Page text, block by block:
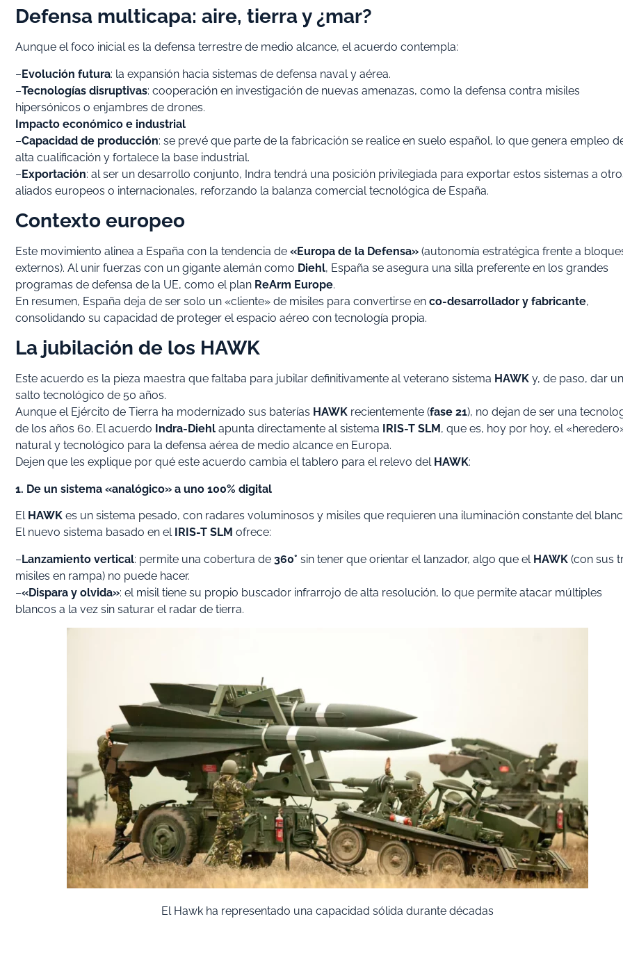
Defensa multicapa: aire, tierra y ¿mar?
Aunque el foco inicial es la defensa terrestre de medio alcance, el acuerdo contempla:
–Evolución futura: la expansión hacia sistemas de defensa naval y aérea.
–Tecnologías disruptivas: cooperación en investigación de nuevas amenazas, como la defensa contra misiles
hipersónicos o enjambres de drones.
Impacto económico e industrial
–Capacidad de producción: se prevé que parte de la fabricación se realice en suelo español, lo que genera empleo
alta cualificación y fortalece la base industrial.
–Exportación: al ser un desarrollo conjunto, Indra tendrá una posición privilegiada para exportar estos sistemas a
aliados europeos o internacionales, reforzando la balanza comercial tecnológica de España.
Contexto europeo
Este movimiento alinea a España con la tendencia de «Europa de la Defensa» (autonomía estratégica frente a
externos). Al unir fuerzas con un gigante alemán como Diehl, España se asegura una silla preferente en los grandes
programas de defensa de la UE, como el plan ReArm Europe.
En resumen, España deja de ser solo un «cliente» de misiles para convertirse en co-desarrollador y fabricante,
consolidando su capacidad de proteger el espacio aéreo con tecnología propia.
La jubilación de los HAWK
Este acuerdo es la pieza maestra que faltaba para jubilar definitivamente al veterano sistema HAWK y, de paso, dar un
salto tecnológico de 50 años.
Aunque el Ejército de Tierra ha modernizado sus baterías HAWK recientemente (fase 21), no dejan de ser una
de los años 60. El acuerdo Indra-Diehl apunta directamente al sistema IRIS-T SLM , que es, hoy por hoy, el
natural y tecnológico para la defensa aérea de medio alcance en Europa.
Dejen que les explique por qué este acuerdo cambia el tablero para el relevo del HAWK:
1. De un sistema «analógico» a uno 100% digital
El HAWK es un sistema pesado, con radares voluminosos y misiles que requieren una iluminación constante del
El nuevo sistema basado en el IRIS-T SLM ofrece:
–Lanzamiento vertical: permite una cobertura de 360° sin tener que orientar el lanzador, algo que el HAWK (con sus
misiles en rampa) no puede hacer.
–«Dispara y olvida»: el misil tiene su propio buscador infrarrojo de alta resolución, lo que permite atacar múltiples
blancos a la vez sin saturar el radar de tierra.
El Hawk ha representado una capacidad sólida durante décadas